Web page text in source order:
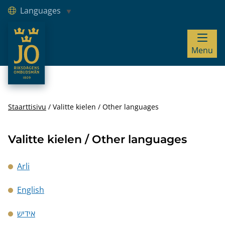
Hoppa till innehåll
Languages
JO – Riksdagens Ombudsmän
Menu
Staarttisivu Valitte kielen / Other languages
Valitte kielen / Other languages
Arli
English
אידיש